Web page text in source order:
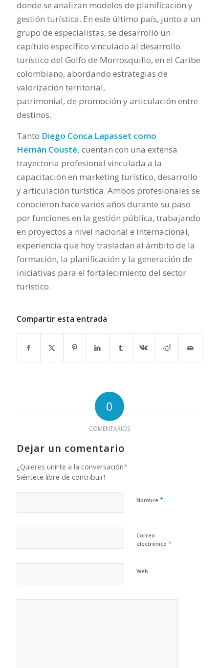
donde se analizan modelos de planificación y
gestión turística. En este último país, junto a un
grupo de especialistas, se desarrolló un
capítulo específico vinculado al desarrollo
turístico del Golfo de Morrosquillo, en el Caribe
colombiano, abordando estrategias de
valorización territorial,
patrimonial, de promoción y articulación entre
destinos.
Tanto Diego Conca Lapasset como
Hernán Cousté, cuentan con una extensa
trayectoria profesional vinculada a la
capacitación en marketing turístico, desarrollo
y articulación turística. Ambos profesionales se
conocieron hace varios años durante su paso
por funciones en la gestión pública, trabajando
en proyectos a nivel nacional e internacional,
experiencia que hoy trasladan al ámbito de la
formación, la planificación y la generación de
iniciativas para el fortalecimiento del sector
turístico.
Compartir esta entrada
0
COMENTARIOS
Dejar un comentario
¿Quieres unirte a la conversación?
Siéntete libre de contribuir!
Nombre *
Correo
electrónico *
Web